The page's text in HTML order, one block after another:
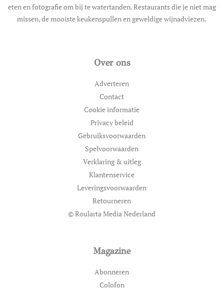
eten en fotografie om bij te watertanden. Restaurants die je niet mag
missen, de mooiste keukenspullen en geweldige wijnadviezen.
Over ons
Adverteren
Contact
Cookie informatie
Privacy beleid
Gebruiksvoorwaarden
Spelvoorwaarden
Verklaring & uitleg
Klantenservice
Leveringsvoorwaarden
Retourneren
© Roularta Media Nederland
Magazine
Abonneren
Colofon